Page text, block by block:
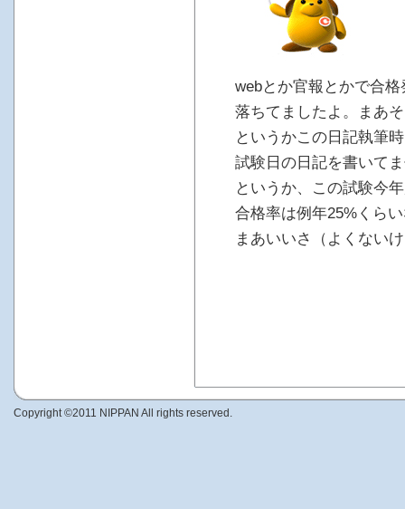
webとか官報とかで合
落ちてましたよ。まあ
というかこの日記執筆
試験日の日記を書いて
というか、この試験今
合格率は例年25%くら
まあいいさ（よくない
Copyright ©2011 NIPPAN All rights reserved.